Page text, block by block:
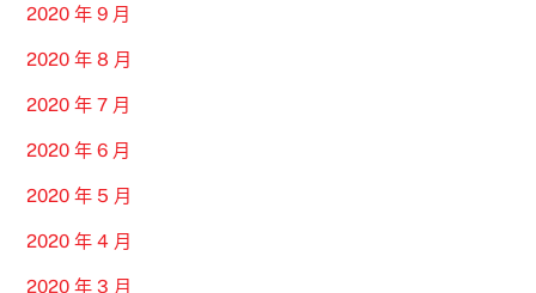
2020 年 9 月
2020 年 8 月
2020 年 7 月
2020 年 6 月
2020 年 5 月
2020 年 4 月
2020 年 3 月